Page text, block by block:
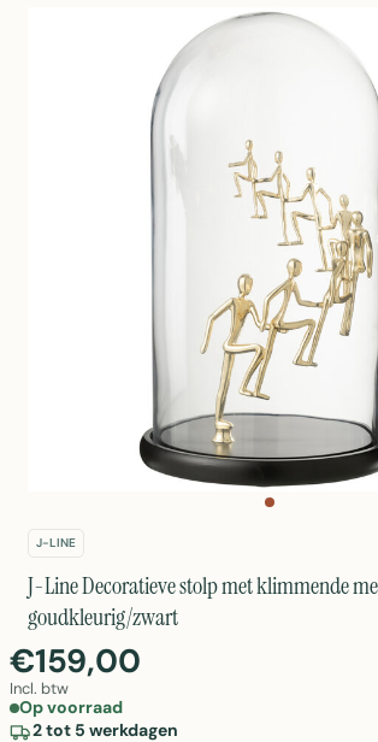
J-LINE
J-Line Decoratieve stolp met klimmende
goudkleurig/zwart
€159,00
Incl. btw
Op voorraad
2 tot 5 werkdagen